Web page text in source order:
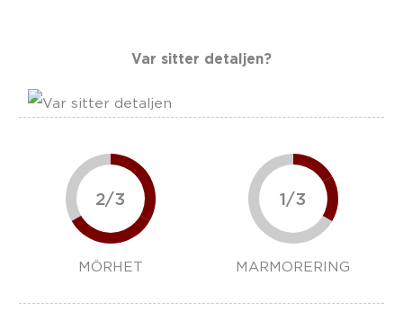
Var sitter detaljen?
2/3
MÖRHET
1/3
MARMORERING